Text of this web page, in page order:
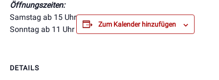
Öffnungszeiten:
Samstag ab 15 Uhr
Sonntag ab 11 Uhr
Zum Kalender hinzufügen
DETAILS